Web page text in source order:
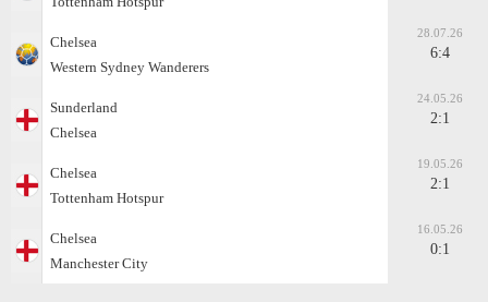
Chelsea
Western Sydney Wanderers
28.07.26
6:4
Sunderland
Chelsea
24.05.26
2:1
Chelsea
Tottenham Hotspur
19.05.26
2:1
Chelsea
Manchester City
16.05.26
0:1